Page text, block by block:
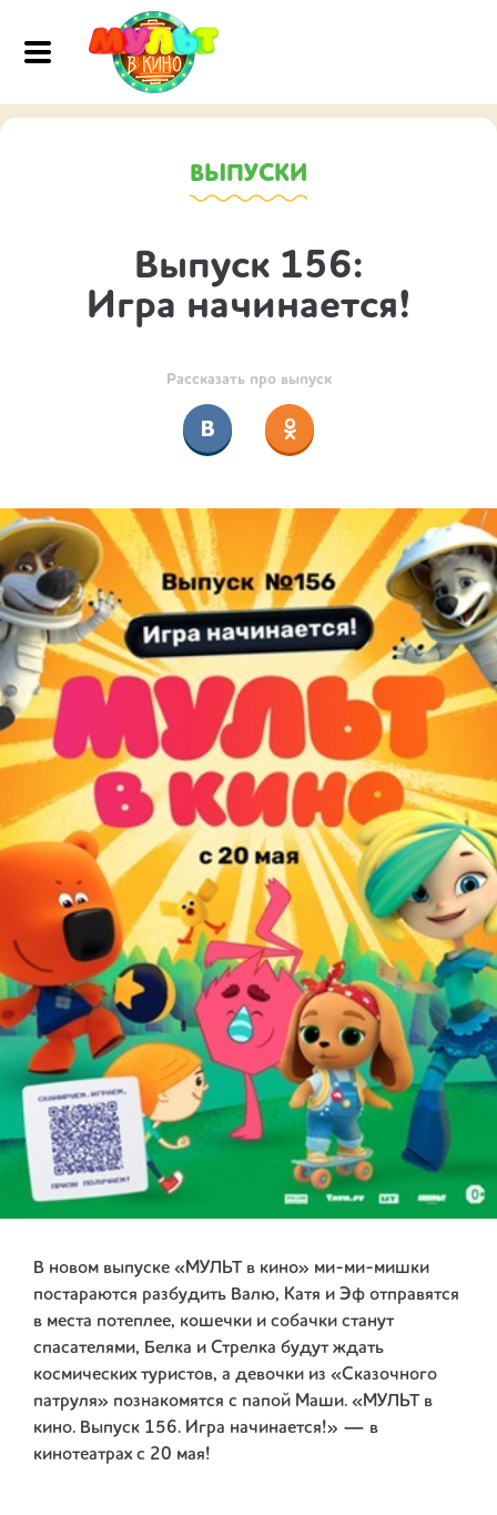
ВЫПУСКИ
Выпуск 156:
Игра начинается!
Рассказать про выпуск
В новом выпуске «МУЛЬТ в кино» ми-ми-мишки
постараются разбудить Валю, Катя и Эф отправятся
в места потеплее, кошечки и собачки станут
спасателями, Белка и Стрелка будут ждать
космических туристов, а девочки из «Сказочного
патруля» познакомятся с папой Маши. «МУЛЬТ в
кино. Выпуск 156. Игра начинается!» — в
кинотеатрах с 20 мая!